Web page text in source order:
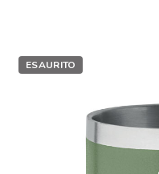
ESAURITO